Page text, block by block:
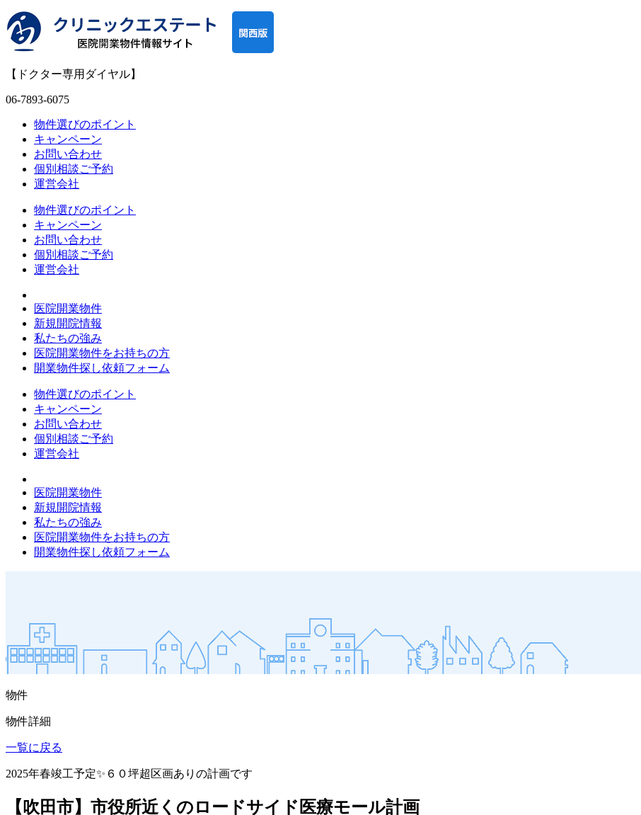
【ドクター専用ダイヤル】
06-7893-6075
物件選びのポイント
キャンペーン
お問い合わせ
個別相談ご予約
運営会社
物件選びのポイント
キャンペーン
お問い合わせ
個別相談ご予約
運営会社
医院開業物件
新規開院情報
私たちの強み
医院開業物件をお持ちの方
開業物件探し依頼フォーム
物件選びのポイント
キャンペーン
お問い合わせ
個別相談ご予約
運営会社
医院開業物件
新規開院情報
私たちの強み
医院開業物件をお持ちの方
開業物件探し依頼フォーム
物件
物件詳細
一覧に戻る
2025年春竣工予定✨６０坪超区画ありの計画です
【吹田市】市役所近くのロードサイド医療モール計画